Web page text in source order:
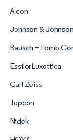
Alcon
Johnson &
Bausch + Lomb
EssilorLuxottica
Carl Zeiss
Topcon
Nidek